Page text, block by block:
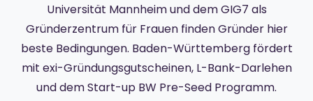
Universität Mannheim und dem GIG7 als
Gründerzentrum für Frauen finden Gründer hier
beste Bedingungen. Baden-Württemberg fördert
mit exi-Gründungsgutscheinen, L-Bank-Darlehen
und dem Start-up BW Pre-Seed Programm.